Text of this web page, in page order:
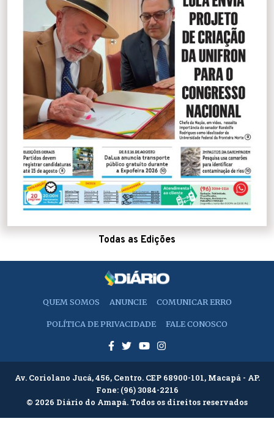
Todas as Edições
QUEM SOMOS ANUNCIE COMUNICAR ERRO
POLÍTICA DE PRIVACIDADE FALE CONOSCO
Av. Coriolano Jucá, 456, Centro. CEP 68900-101, Macapá - AP.
Fone: (96) 3084-2216
© 2026 Diário do Amapá. Todos os direitos reservados